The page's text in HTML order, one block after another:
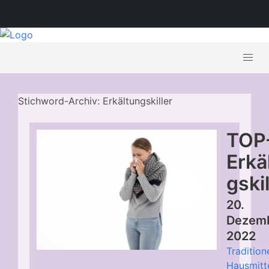
Stichword-Archiv: Erkältungskiller
20.
2022